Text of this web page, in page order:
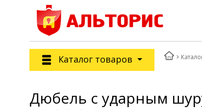
Каталог товаров
Дюбель с ударным